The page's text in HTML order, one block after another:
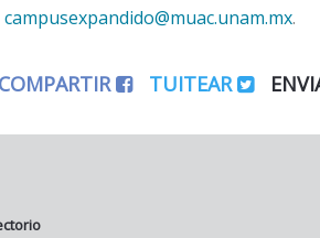
campusexpandido@muac.unam.mx.
COMPARTIR TUITEAR